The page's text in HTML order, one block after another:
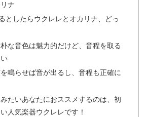
ナ
としたらウクレレとオカリナ、どっ
な音色は魅力的だけど、音程を取る
鳴らせば音が出るし、音程も正確に
たいあなたにおススメするのは、初
人気楽器ウクレレです！